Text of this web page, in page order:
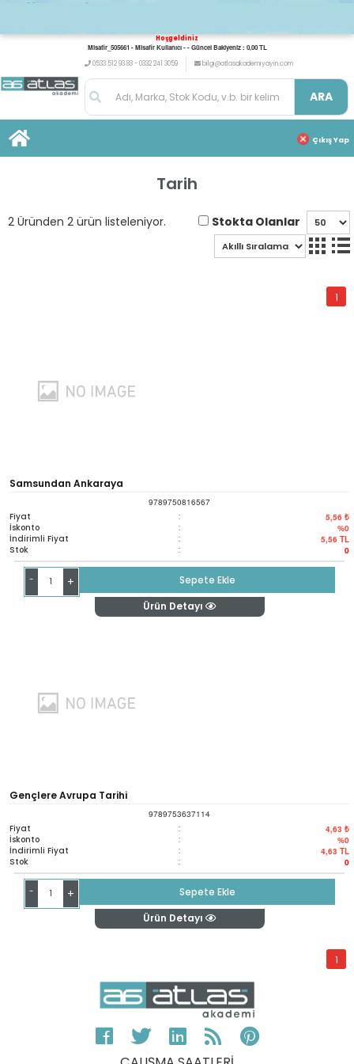
Hoşgeldiniz
Misafir_505661 - Misafir Kullanıcı - - Güncel Bakiyeniz : 0,00 TL
0533 512 93 83 - 0332 241 3059
bilgi@atlasakademiyayin.com
ARA
Çıkış Yap
Tarih
2 Üründen 2 ürün listeleniyor. Stokta Olanlar
1
Samsundan Ankaraya
9789750816567
Fiyat : 5,56 ₺
İskonto : %0
İndirimli Fiyat : 5,56 TL
Stok : 0
- +
Sepete Ekle
Ürün Detayı
Gençlere Avrupa Tarihi
9789753637114
Fiyat : 4,63 ₺
İskonto : %0
İndirimli Fiyat : 4,63 TL
Stok : 0
- +
Sepete Ekle
Ürün Detayı
1